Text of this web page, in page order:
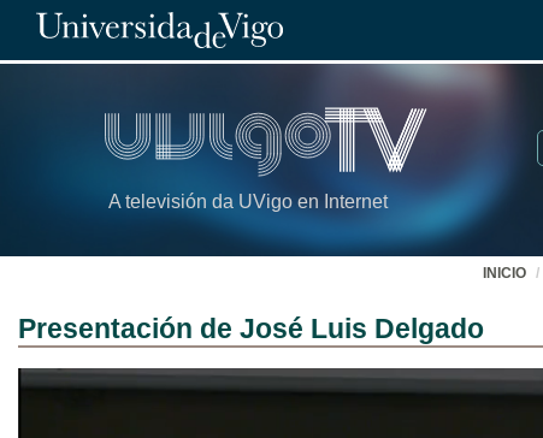
A televisión da UVigo en Internet
INICIO
Presentación de José Luis Delgado